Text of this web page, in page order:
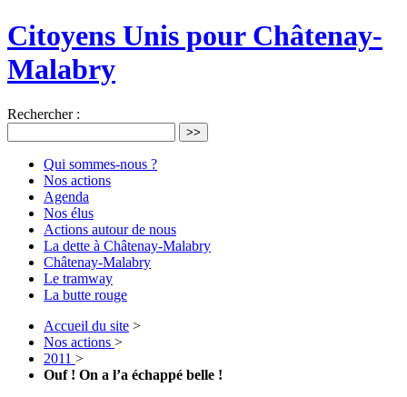
Citoyens Unis pour Châtenay-
Malabry
Rechercher :
>>
Qui sommes-nous ?
Nos actions
Agenda
Nos élus
Actions autour de nous
La dette à Châtenay-Malabry
Châtenay-Malabry
Le tramway
La butte rouge
Accueil du site >
Nos actions >
2011 >
Ouf ! On a l’a échappé belle !